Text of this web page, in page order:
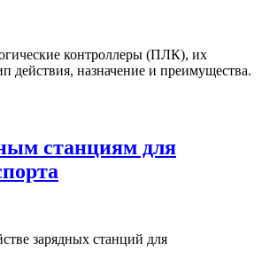
контроллеры (ПЛК), их
действия, назначение и преимущества.
станциям для
зарядных станций для